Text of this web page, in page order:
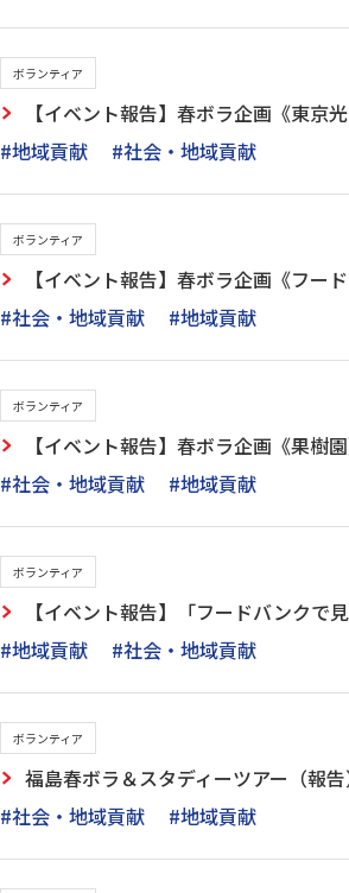
ボランティア
【イベント報告】春ボラ企画《東京
#地域貢献
#社会・地域貢献
ボランティア
【イベント報告】春ボラ企画《フー
#社会・地域貢献
#地域貢献
ボランティア
【イベント報告】春ボラ企画《果樹園
#社会・地域貢献
#地域貢献
ボランティア
【イベント報告】「フードバンク
#地域貢献
#社会・地域貢献
ボランティア
福島春ボラ＆スタディーツアー（報告
#社会・地域貢献
#地域貢献